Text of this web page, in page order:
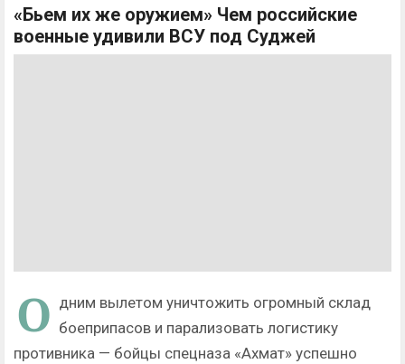
«Бьем их же оружием» Чем российские
военные удивили ВСУ под Суджей
О дним вылетом уничтожить огромный склад
боеприпасов и парализовать логистику
противника — бойцы спецназа «Ахмат» успешно